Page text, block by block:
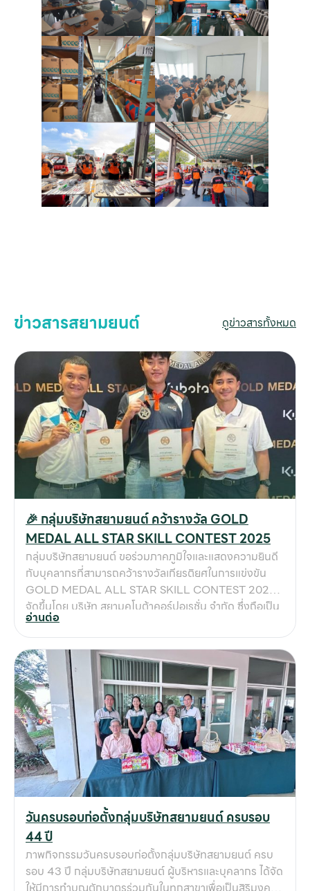
ข่าวสารสยามยนต์ ดูข่าวสารทั้งหมด
🎉 กลุ่มบริษัทสยามยนต์ คว้ารางวัล GOLD
MEDAL ALL STAR SKILL CONTEST 2025
กลุ่มบริษัทสยามยนต์ ขอร่วมภาคภูมิใจและแสดงความยินดี
กับบุคลากรที่สามารถคว้ารางวัลเกียรติยศในการแข่งขัน
GOLD MEDAL ALL STAR SKILL CONTEST 2025
จัดขึ้นโดย บริษัท สยามคูโบต้าคอร์ปอเรชั่น จำกัด ซึ่งถือเป็น
เวทีการแข่งขันทักษะระดับประเทศ ที่คัดเลือกผู้เข้าแข่งขัน
จากทั่วประเทศ มาประชันความรู้ ความสามารถ และความ
เชี่ยวชาญในสายงานต่าง ๆ 🏆 ในปีนี้ บุคลากรของกลุ่ม
บริษัทสยามยนต์สามารถสร้างชื่อเสียงและผลงานที่โดดเด่น
โดยได้รับรางวัลดังนี้ การได้รับรางวัลครั้งนี้ ไม่เพียงเป็น
ความสำเร็จของบุคลากรแต่ละท่านเท่านั้น แต่ยังเป็นหลักฐาน
ยืนยันถึงความมุ่งมั่นของกลุ่มบริษัทสยามยนต์ ในการ
พัฒนาศักยภาพบุคลากรอย่างต่อเนื่อง ให้มีความรู้ ความ
สามารถ และความเชี่ยวชาญที่ทันต่อการเปลี่ยนแปลงของ
อุตสาหกรรมเกษตรและเครื่องจักรกลหนัก ✨ รางวัลที่ได้รับ
สะท้อนถึงมาตรฐานในการทำงานที่เป็นเลิศของพนักงาน
สยามยนต์ และยังเป็นการการันตีให้กับลูกค้าว่า ทุกการ
บริการจากสยามยนต์จะเต็มไปด้วยคุณภาพ ความเชี่ยวชาญ
และการดูแลเอาใจใส่อย่างดีที่สุด 🚜 พันธกิจของสยามยนต์:
ก้าวสู่การเป็นพันธมิตรที่ลูกค้าไว้วางใจ กลุ่มบริษัทสยาม
ยนต์จะยังคงเดินหน้าพัฒนาศักยภาพบุคลากรในทุกมิติ ไม่
อ่านต่อ
วันครบรอบก่อตั้งกลุ่มบริษัทสยามยนต์ ครบรอบ
44 ปี
ภาพกิจกรรมวันครบรอบก่อตั้งกลุ่มบริษัทสยามยนต์ ครบ
รอบ 43 ปี กลุ่มบริษัทสยามยนต์ ผู้บริหารและบุคลากร ได้จัด